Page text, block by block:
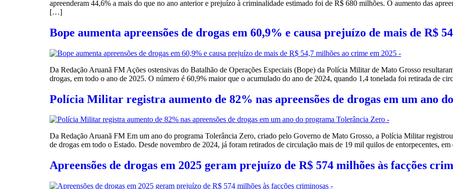
apreenderam 44,6% a mais do que no ano anterior e prejuízo à criminalidade estimado foi de R$ 680 milhões. O aumento das
[…]
Bope aumenta apreensões de drogas em 60,9% e causa prejuízo de mais de R$
Da Redação Aruanã FM Ações ostensivas do Batalhão de Operações Especiais (Bope) da Polícia Militar de Mato Grosso
drogas, em todo o ano de 2025. O número é 60,9% maior que o acumulado do ano de 2024, quando 1,4 tonelada foi retirada de
Polícia Militar registra aumento de 82% nas apreensões de drogas em um ano
Da Redação Aruanã FM Em um ano do programa Tolerância Zero, criado pelo Governo de Mato Grosso, a Polícia Militar
de drogas em todo o Estado. Desde novembro de 2024, já foram retirados de circulação mais de 19 mil quilos de entorpecentes,
Apreensões de drogas em 2025 geram prejuízo de R$ 574 milhões às facções